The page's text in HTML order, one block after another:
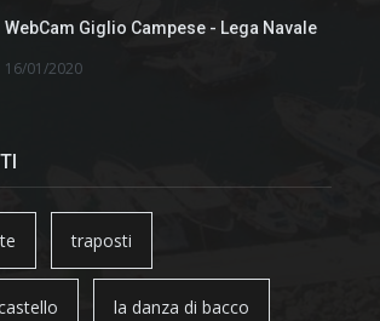
WebCam Giglio Campese - Lega Navale
16/01/2020
traposti
la danza di bacco